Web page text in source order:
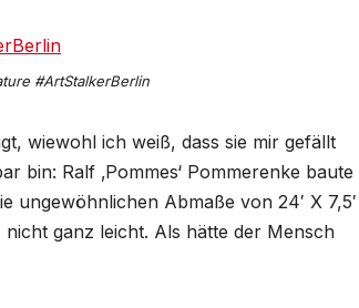
#ArtStalkerBerlin
wiewohl ich weiß, dass sie mir gefällt
bin: Ralf ‚Pommes‘ Pommerenke baute
ungewöhnlichen Abmaße von 24′ X 7,5′
ganz leicht. Als hätte der Mensch